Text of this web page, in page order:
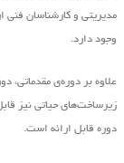
مدیریتی و کارشناسان فنی
وجود دارد.
علاوه بر دوره‌ی مقدماتی،
زیرساخت‌های حیاتی نیز
دوره قابل ارائه است.